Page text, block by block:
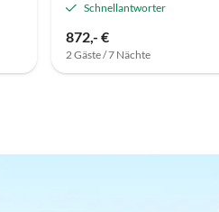
Schnellantworter
872,- €
2 Gäste / 7 Nächte